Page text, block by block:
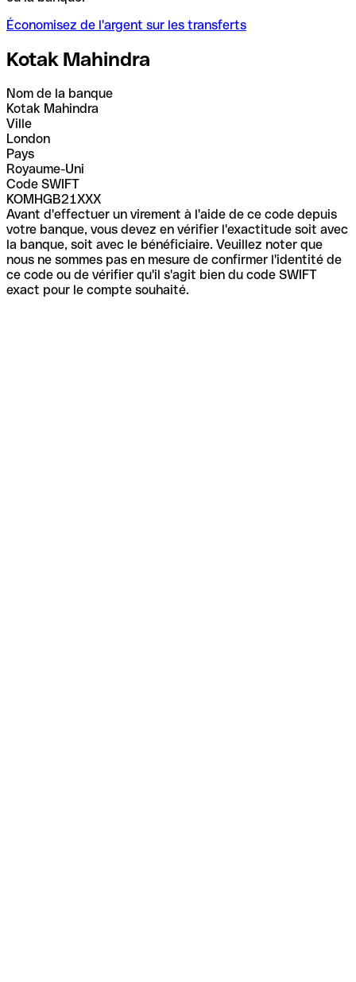
Économisez de l'argent sur les transferts
Kotak Mahindra
Nom de la banque
Kotak Mahindra
Ville
London
Pays
Royaume-Uni
Code SWIFT
KOMHGB21XXX
Avant d'effectuer un virement à l'aide de ce code depuis
votre banque, vous devez en vérifier l'exactitude soit avec
la banque, soit avec le bénéficiaire. Veuillez noter que
nous ne sommes pas en mesure de confirmer l'identité de
ce code ou de vérifier qu'il s'agit bien du code SWIFT
exact pour le compte souhaité.